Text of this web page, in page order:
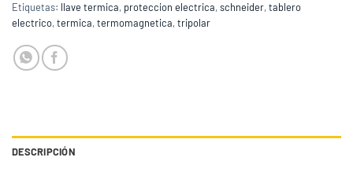
Etiquetas: llave termica, proteccion electrica,schneider,tablero
electrico,termica,termomagnetica,tripolar
DESCRIPCIÓN